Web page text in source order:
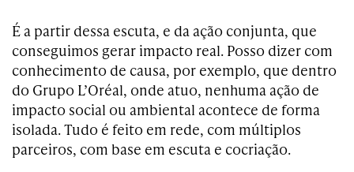
É a partir dessa escuta, e da ação conjunta, que
conseguimos gerar impacto real. Posso dizer com
conhecimento de causa, por exemplo, que dentro
do Grupo L’Oréal, onde atuo, nenhuma ação de
impacto social ou ambiental acontece de forma
isolada. Tudo é feito em rede, com múltiplos
parceiros, com base em escuta e cocriação.